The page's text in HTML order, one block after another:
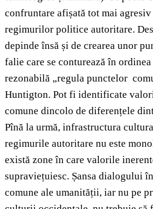
confruntare afișată tot mai
regimurilor politice autoritare.
depinde însă și de crearea unor
falie care se conturează în
rezonabilă „regula punctelor
Huntigton. Pot fi identificate
comune dincolo de diferențele
Pînă la urmă, infrastructura
regimurile autoritare nu este
există zone în care valorile
supraviețuiesc. Șansa dialogului
comune ale umanității, iar nu pe